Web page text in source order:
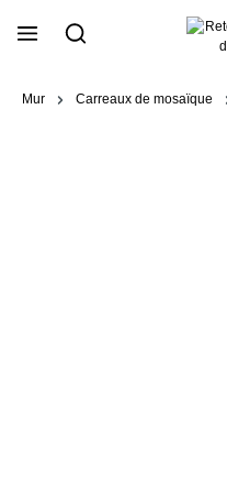
principal
Mur Carreaux de mosaïque